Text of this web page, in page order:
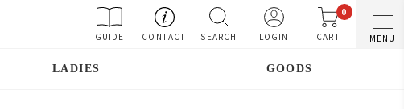
GUIDE CONTACT SEARCH LOGIN
0
CART MENU
LADIES GOODS